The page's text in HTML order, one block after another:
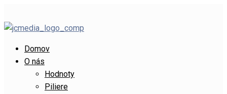
Domov
O nás
Hodnoty
Piliere